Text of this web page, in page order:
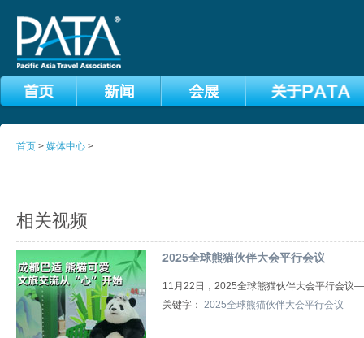
首页 > 媒体中心 >
相关视频
2025全球熊猫伙伴大会平行会议
11月22日，2025全球熊猫伙伴大会平行会议
关键字： 2025全球熊猫伙伴大会平行会议